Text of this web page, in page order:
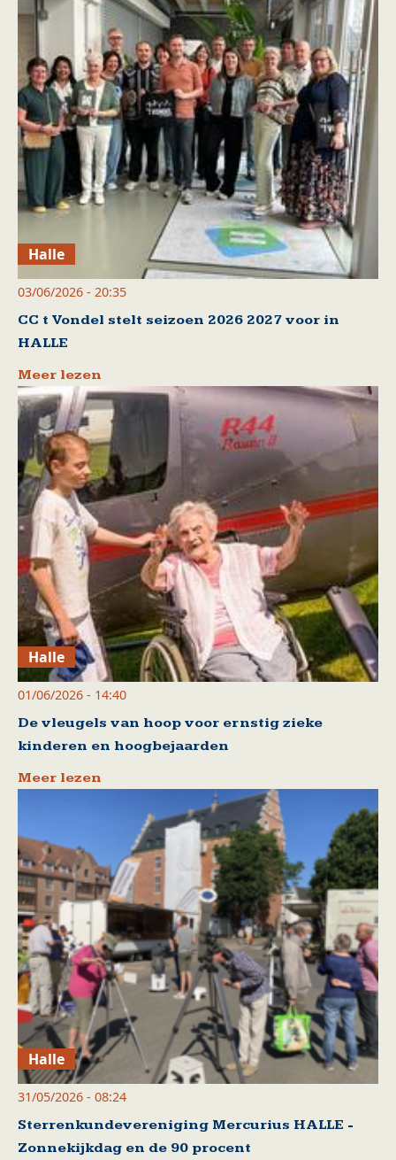
Halle
03/06/2026 - 20:35
CC t Vondel stelt seizoen 2026 2027 voor in
HALLE
Meer lezen
Halle
01/06/2026 - 14:40
De vleugels van hoop voor ernstig zieke
kinderen en hoogbejaarden
Meer lezen
Halle
31/05/2026 - 08:24
Sterrenkundevereniging Mercurius HALLE -
Zonnekijkdag en de 90 procent